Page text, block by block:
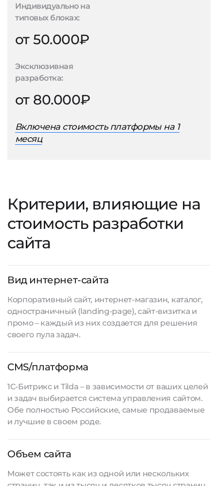
Индивидуально на
типовых блоках:
от 50.000₽
Эксклюзивная
разработка:
от 80.000₽
Включена стоимость платформы на 1
месяц
Критерии, влияющие на
стоимость разработки
сайта
Вид интернет-сайта
Корпоративный сайт, интернет-магазин, каталог,
одностраничный (landing-page), сайт-визитка и
промо – каждый из них создается для решения
своего пула задач.
CMS/платформа
1С-Битрикс и Tilda – в зависимости от ваших целей
и задач выбирается система управления сайтом.
Обе полностью Российские, самые продаваемые
и лучшие в своем роде.
Объем сайта
Может состоять как из одной или нескольких